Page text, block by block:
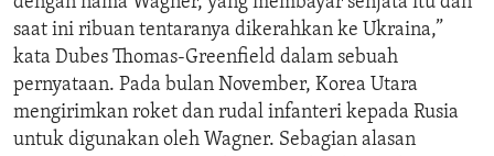
saat ini ribuan tentaranya dikerahkan ke Ukraina,”
kata Dubes Thomas-Greenfield dalam sebuah
pernyataan. Pada bulan November, Korea Utara
mengirimkan roket dan rudal infanteri kepada Rusia
untuk digunakan oleh Wagner. Sebagian alasan